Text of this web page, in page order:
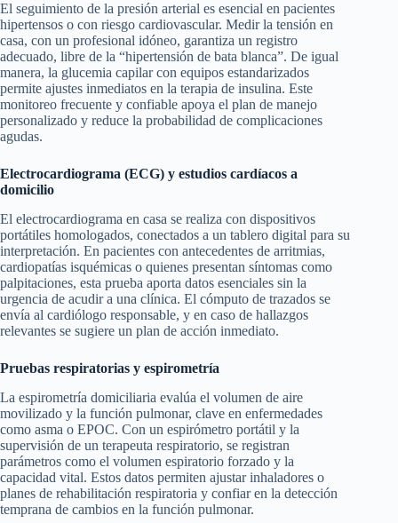
El seguimiento de la presión arterial es esencial en pacientes
hipertensos o con riesgo cardiovascular. Medir la tensión en
casa, con un profesional idóneo, garantiza un registro
adecuado, libre de la “hipertensión de bata blanca”. De igual
manera, la glucemia capilar con equipos estandarizados
permite ajustes inmediatos en la terapia de insulina. Este
monitoreo frecuente y confiable apoya el plan de manejo
personalizado y reduce la probabilidad de complicaciones
agudas.
Electrocardiograma (ECG) y estudios cardíacos a
domicilio
El electrocardiograma en casa se realiza con dispositivos
portátiles homologados, conectados a un tablero digital para su
interpretación. En pacientes con antecedentes de arritmias,
cardiopatías isquémicas o quienes presentan síntomas como
palpitaciones, esta prueba aporta datos esenciales sin la
urgencia de acudir a una clínica. El cómputo de trazados se
envía al cardiólogo responsable, y en caso de hallazgos
relevantes se sugiere un plan de acción inmediato.
Pruebas respiratorias y espirometría
La espirometría domiciliaria evalúa el volumen de aire
movilizado y la función pulmonar, clave en enfermedades
como asma o EPOC. Con un espirómetro portátil y la
supervisión de un terapeuta respiratorio, se registran
parámetros como el volumen espiratorio forzado y la
capacidad vital. Estos datos permiten ajustar inhaladores o
planes de rehabilitación respiratoria y confiar en la detección
temprana de cambios en la función pulmonar.